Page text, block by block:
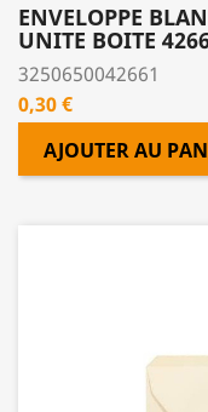
ENVELOPPE
UNITE BOITE
3250650042661
Prix
0,30 €
AJOUTER AU